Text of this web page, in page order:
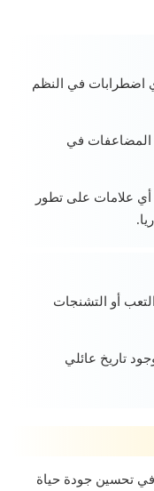
اضطرابات في النظم
المضاعفات في
أي علامات على تطور
أو التشنجات
تاريخ عائلي
في تحسين جودة حياة